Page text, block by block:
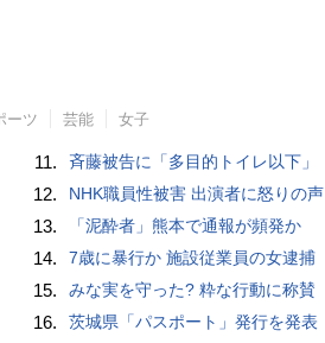
ーツ 芸能 女子
11. 斉藤被告に「多目的トイレ以下」
12. NHK職員性被害 出演者に怒りの声
13. 「泥酔者」熊本で通報が頻発か
14. 7歳に暴行か 施設従業員の女逮捕
15. みな実を守った? 粋な行動に称賛
16. 茨城県「パスポート」発行を発表